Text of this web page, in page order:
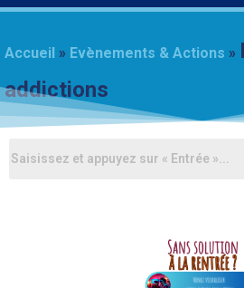
Accueil » Evènements & Actions »
addictions